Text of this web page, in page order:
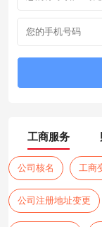
工商服务
公司核名 工商
公司注册地址变更